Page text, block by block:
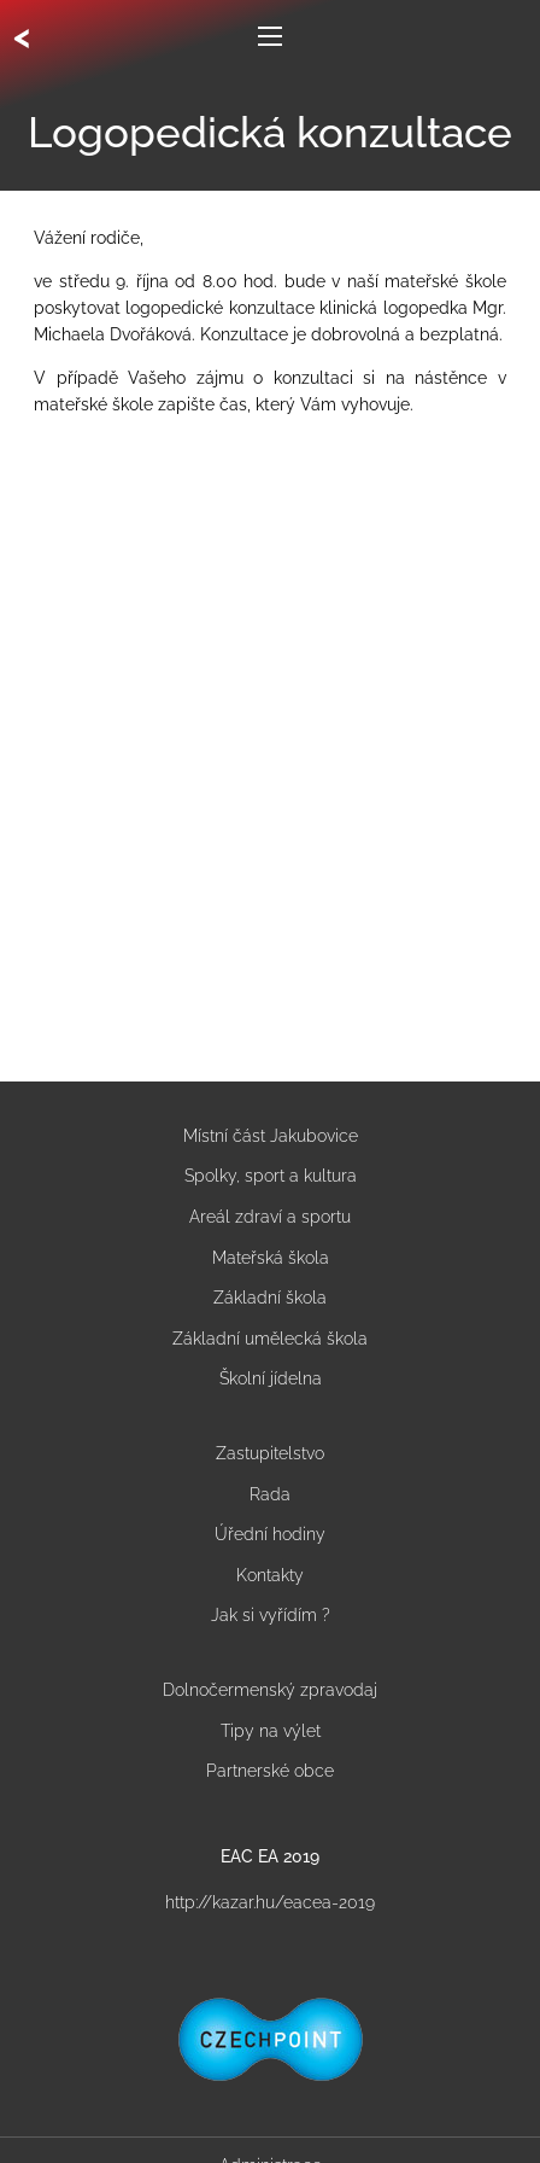
<
Logopedická konzultace
Vážení rodiče,
ve středu 9. října od 8.00 hod. bude v naší mateřské škole
poskytovat logopedické konzultace klinická logopedka Mgr.
Michaela Dvořáková. Konzultace je dobrovolná a bezplatná.
V případě Vašeho zájmu o konzultaci si na nástěnce v
mateřské škole zapište čas, který Vám vyhovuje.
Místní část Jakubovice
Spolky, sport a kultura
Areál zdraví a sportu
Mateřská škola
Základní škola
Základní umělecká škola
Školní jídelna
Zastupitelstvo
Rada
Úřední hodiny
Kontakty
Jak si vyřídím ?
Dolnočermenský zpravodaj
Tipy na výlet
Partnerské obce
EAC EA 2019
http://kazar.hu/eacea-2019